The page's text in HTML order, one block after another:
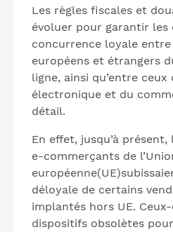
Les règles fiscales et
évoluer pour garantir les
concurrence loyale
européens et étrangers
ligne, ainsi qu’entre
électronique et du
détail.
En effet, jusqu’à
e-commerçants de
déloyale de certains
implantés hors UE.
dispositifs obsolètes